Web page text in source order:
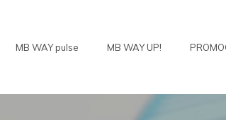
MB WAY pulse MB WAY UP!